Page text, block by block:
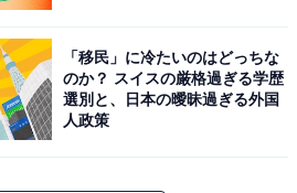
に出店するにあたり、既存業態
オペレーションを効率化するこ
「移民」に冷たいのはどっちな
のか？ スイスの厳格過ぎる学歴
選別と、日本の曖昧過ぎる外国
人政策